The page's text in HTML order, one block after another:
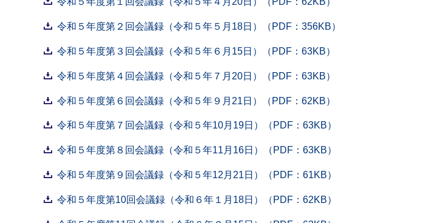
令和５年度第２回会議録（令和５年５月18日）（PDF：356KB）
令和５年度第３回会議録（令和５年６月15日）（PDF：63KB）
令和５年度第４回会議録（令和５年７月20日）（PDF：63KB）
令和５年度第６回会議録（令和５年９月21日）（PDF：62KB）
令和５年度第７回会議録（令和５年10月19日）（PDF：63KB）
令和５年度第８回会議録（令和５年11月16日）（PDF：63KB）
令和５年度第９回会議録（令和５年12月21日）（PDF：61KB）
令和５年度第10回会議録（令和６年１月18日）（PDF：62KB）